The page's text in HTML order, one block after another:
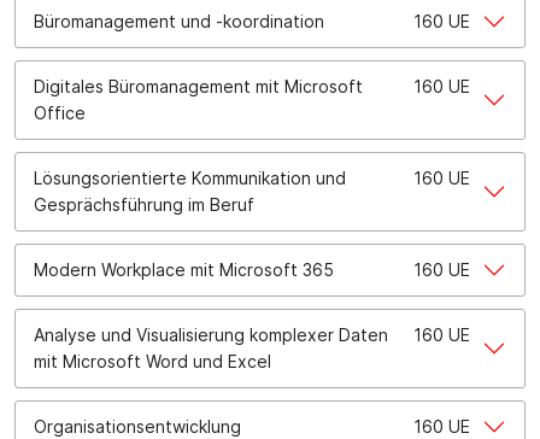
Büromanagement und -koordination 160 UE
Digitales Büromanagement mit Microsoft
Office
160 UE
Lösungsorientierte Kommunikation und
Gesprächsführung im Beruf
160 UE
Modern Workplace mit Microsoft 365 160 UE
Analyse und Visualisierung komplexer Daten
mit Microsoft Word und Excel
160 UE
Organisationsentwicklung 160 UE